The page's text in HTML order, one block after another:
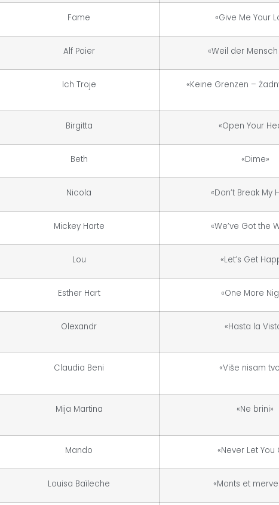
Fame «Give Me Your
Alf Poier «Weil der Mensch
Ich Troje «Keine Grenzen –
Birgitta «Open Your
Beth «Dime»
Nicola «Don’t Break My
Mickey Harte «We’ve Got the
Lou «Let’s Get
Esther Hart «One More
Olexandr «Hasta la
Claudia Beni «Više nisam
Mija Martina «Ne brini»
Mando «Never Let You
Louisa Baïleche «Monts et